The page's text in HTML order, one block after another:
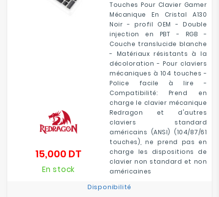
Touches Pour Clavier Gamer
Mécanique En Cristal A130
Noir - profil OEM - Double
injection en PBT - RGB -
Couche translucide blanche
- Matériaux résistants à la
décoloration - Pour claviers
mécaniques à 104 touches -
Police facile à lire -
Compatibilité: Prend en
charge le clavier mécanique
Redragon et d'autres
claviers standard
américains (ANSI) (104/87/61
touches), ne prend pas en
charge les dispositions de
clavier non standard et non
américaines
15,000 DT
En stock
Disponibilité